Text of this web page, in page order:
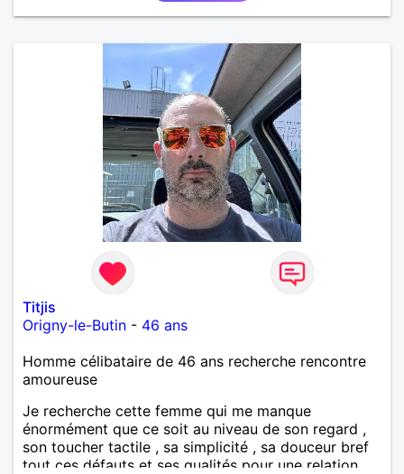
Titjis
Origny-le-Butin - 46 ans
Homme célibataire de 46 ans recherche rencontre
amoureuse
Je recherche cette femme qui me manque
énormément que ce soit au niveau de son regard ,
son toucher tactile , sa simplicité , sa douceur bref
tout ces défauts et ses qualités pour une relation